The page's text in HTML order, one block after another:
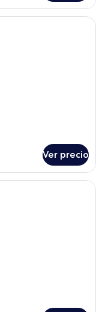
de hotel con cama,
Ver precio
de hotel con una